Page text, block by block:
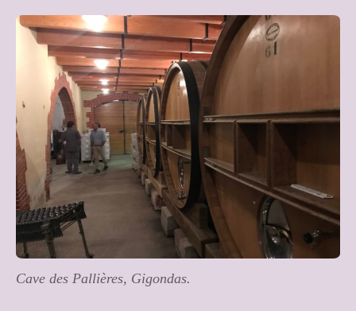
Cave des Pallières, Gigondas.